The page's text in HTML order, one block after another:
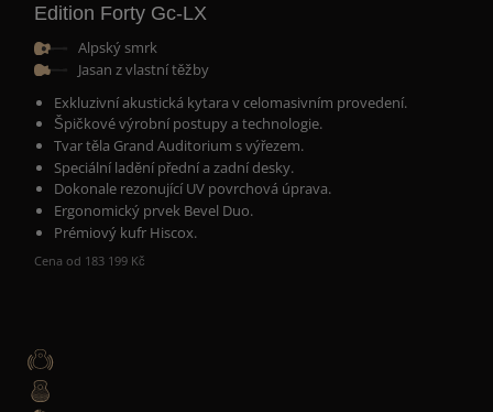
Edition Forty Gc-LX
Alpský smrk
Jasan z vlastní těžby
Exkluzivní akustická kytara v celomasivním provedení.
Špičkové výrobní postupy a technologie.
Tvar těla Grand Auditorium s výřezem.
Speciální ladění přední a zadní desky.
Dokonale rezonující UV povrchová úprava.
Ergonomický prvek Bevel Duo.
Prémiový kufr Hiscox.
Cena od 183 199 Kč